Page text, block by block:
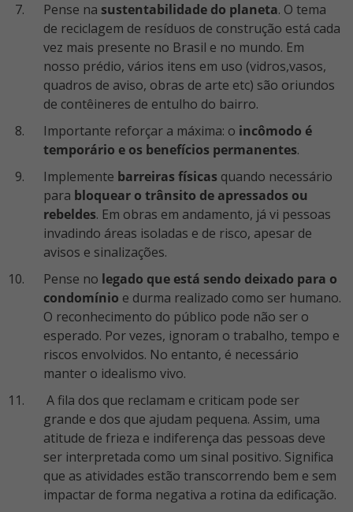
Pense na sustentabilidade do planeta. O tema
de reciclagem de resíduos de construção está cada
vez mais presente no Brasil e no mundo. Em
nosso prédio, vários itens em uso (vidros,vasos,
quadros de aviso, obras de arte etc) são oriundos
de contêineres de entulho do bairro.
Importante reforçar a máxima: o incômodo é
temporário e os benefícios permanentes.
Implemente barreiras físicas quando necessário
para bloquear o trânsito de apressados ou
rebeldes. Em obras em andamento, já vi pessoas
invadindo áreas isoladas e de risco, apesar de
avisos e sinalizações.
Pense no legado que está sendo deixado para o
condomínio e durma realizado como ser humano.
O reconhecimento do público pode não ser o
esperado. Por vezes, ignoram o trabalho, tempo e
riscos envolvidos. No entanto, é necessário
manter o idealismo vivo.
A fila dos que reclamam e criticam pode ser
grande e dos que ajudam pequena. Assim, uma
atitude de frieza e indiferença das pessoas deve
ser interpretada como um sinal positivo. Significa
que as atividades estão transcorrendo bem e sem
impactar de forma negativa a rotina da edificação.